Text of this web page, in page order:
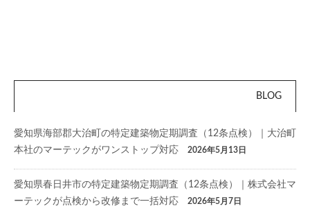
BLOG
愛知県海部郡大治町の特定建築物定期調査（12条点検）｜大治町
本社のマーテックがワンストップ対応
2026年5月13日
愛知県春日井市の特定建築物定期調査（12条点検）｜株式会社マ
ーテックが点検から改修まで一括対応
2026年5月7日